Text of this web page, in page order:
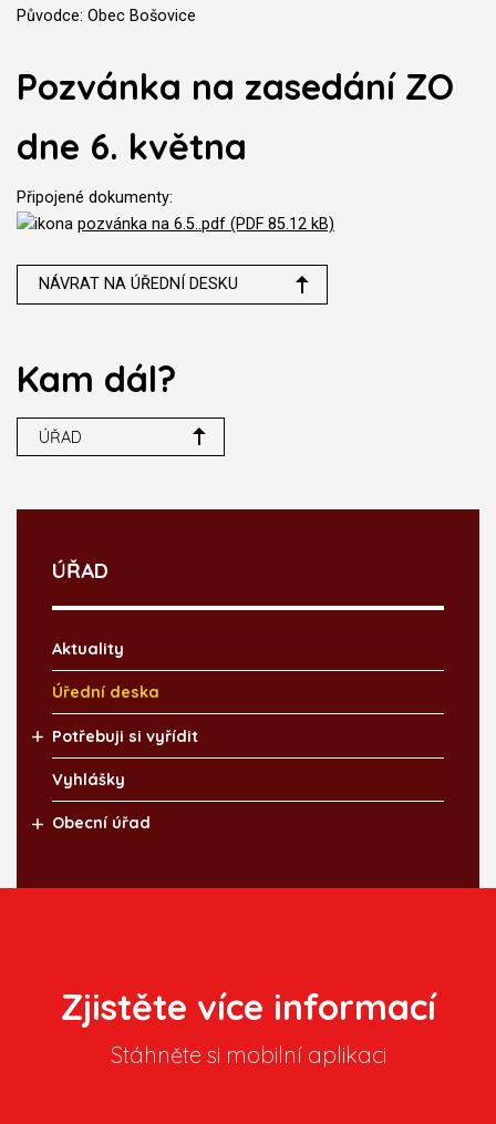
Původce: Obec Bošovice
Pozvánka na zasedání ZO
dne 6. května
Připojené dokumenty:
pozvánka na 6.5..pdf (PDF 85.12 kB)
NÁVRAT NA ÚŘEDNÍ DESKU
Kam dál?
ÚŘAD
ÚŘAD
Aktuality
Úřední deska
Potřebuji si vyřídit
Vyhlášky
Obecní úřad
Zjistěte více informací
Stáhněte si mobilní aplikaci